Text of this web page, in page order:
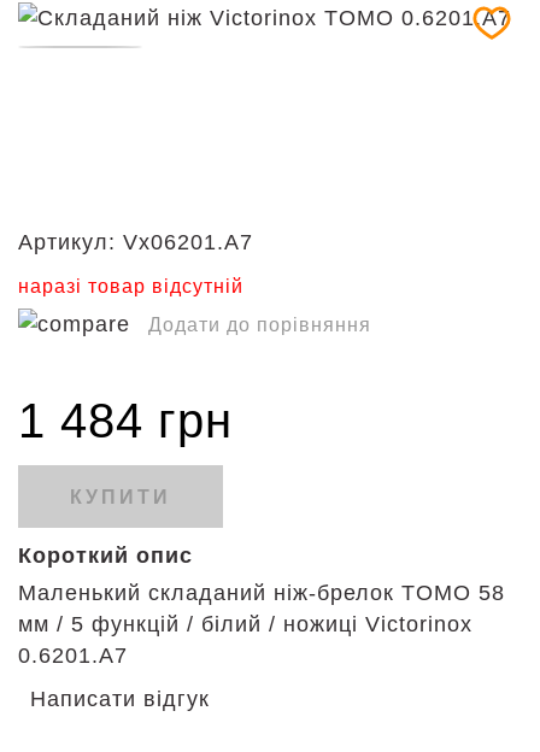
Артикул: Vx06201.A7
наразі товар відсутній
Додати до порівняння
1 484 грн
КУПИТИ
Короткий опис
Маленький складаний ніж-брелок TOMO 58
мм / 5 функцій / білий / ножиці Victorinox
0.6201.A7
Написати відгук